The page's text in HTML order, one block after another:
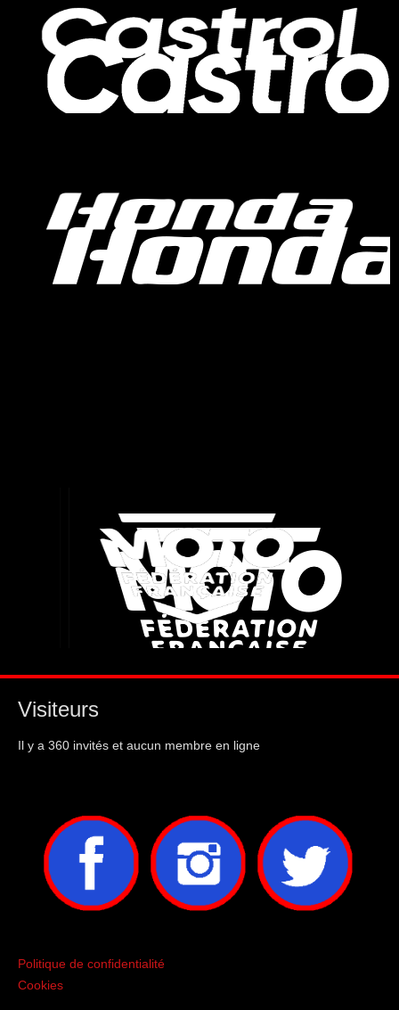
Visiteurs
Il y a 360 invités et aucun membre en ligne
Politique de confidentialité
Cookies